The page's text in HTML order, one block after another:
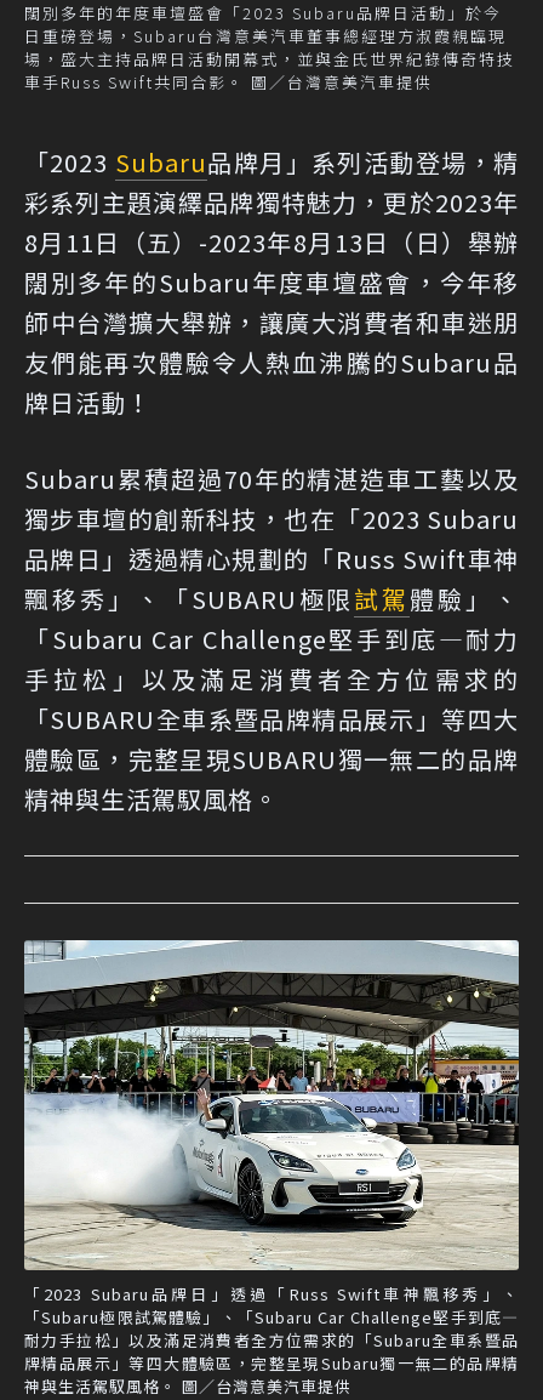
闊別多年的年度車壇盛會「2023 Subaru品牌日活動」於今
日重磅登場，Subaru台灣意美汽車董事總經理方淑霞親臨現
場，盛大主持品牌日活動開幕式，並與金氏世界紀錄傳奇特技
車手Russ Swift共同合影。 圖／台灣意美汽車提供
「2023 Subaru品牌月」系列活動登場，精
彩系列主題演繹品牌獨特魅力，更於2023年
8月11日（五）-2023年8月13日（日）舉辦
闊別多年的Subaru年度車壇盛會，今年移
師中台灣擴大舉辦，讓廣大消費者和車迷朋
友們能再次體驗令人熱血沸騰的Subaru品
牌日活動！
Subaru累積超過70年的精湛造車工藝以及
獨步車壇的創新科技，也在「2023 Subaru
品牌日」透過精心規劃的「Russ Swift車神
飄移秀」、「SUBARU極限試駕體驗」、
「Subaru Car Challenge堅手到底—耐力
手拉松」以及滿足消費者全方位需求的
「SUBARU全車系暨品牌精品展示」等四大
體驗區，完整呈現SUBARU獨一無二的品牌
精神與生活駕馭風格。
「2023 Subaru品牌日」透過「Russ Swift車神飄移秀」、
「Subaru極限試駕體驗」、「Subaru Car Challenge堅手到底—
耐力手拉松」以及滿足消費者全方位需求的「Subaru全車系暨品
牌精品展示」等四大體驗區，完整呈現Subaru獨一無二的品牌精
神與生活駕馭風格。 圖／台灣意美汽車提供